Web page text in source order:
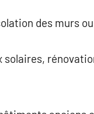
des murs